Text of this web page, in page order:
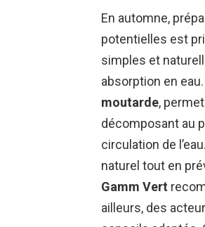
En automne,
potentielles est
simples et
absorption en
moutarde,
décomposant au
circulation de
naturel tout en
Gamm Vert
ailleurs, des